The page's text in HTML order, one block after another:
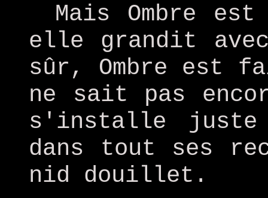
Mais Ombre
elle grandit
sûr, Ombre est
ne sait pas
s'installe juste
dans tout ses
nid douillet.